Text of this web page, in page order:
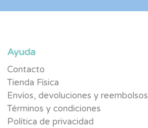
Ayuda
Contacto
Tienda Física
Envíos, devoluciones y reembolsos
Términos y condiciones
Política de privacidad